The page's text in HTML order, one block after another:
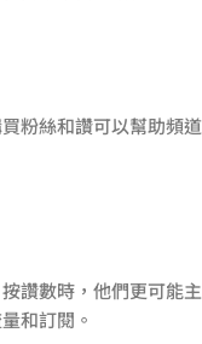
粉絲和讚可以幫助頻
讚數時，他們更可能
和訂閱。